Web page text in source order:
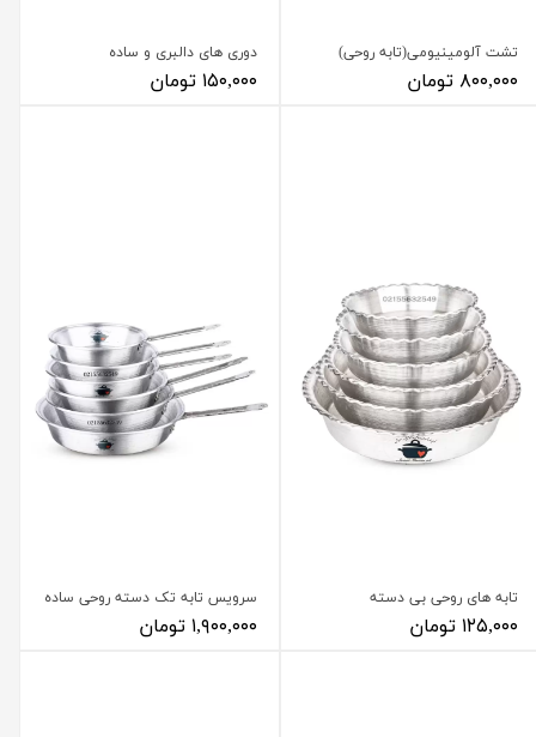
تشت آلومینیومی(تابه روحی)
۸۰۰,۰۰۰ تومان
دوری های دالبری و ساده
۱۵۰,۰۰۰ تومان
تابه های روحی بی دسته
۱۲۵,۰۰۰ تومان
سرویس تابه تک دسته روحی ساده
۱,۹۰۰,۰۰۰ تومان